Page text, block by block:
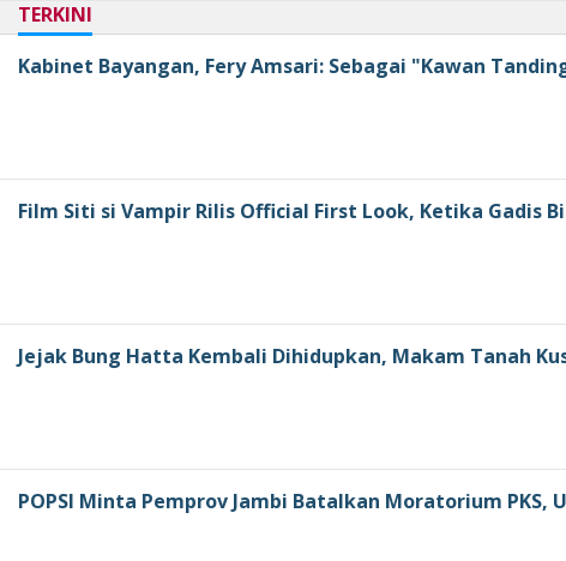
TERKINI
Kabinet Bayangan, Fery Amsari: Sebagai "Kawan
Film Siti si Vampir Rilis Official First Look, Ketika Gadis
Jejak Bung Hatta Kembali Dihidupkan, Makam Tanah
POPSI Minta Pemprov Jambi Batalkan Moratorium PKS,